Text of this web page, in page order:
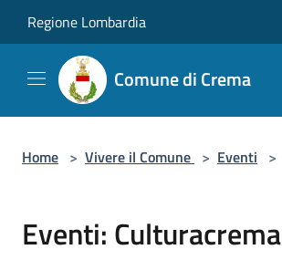
Regione Lombardia
Comune di Crema
Home > Vivere il Comune > Eventi >
Eventi: Culturacrema